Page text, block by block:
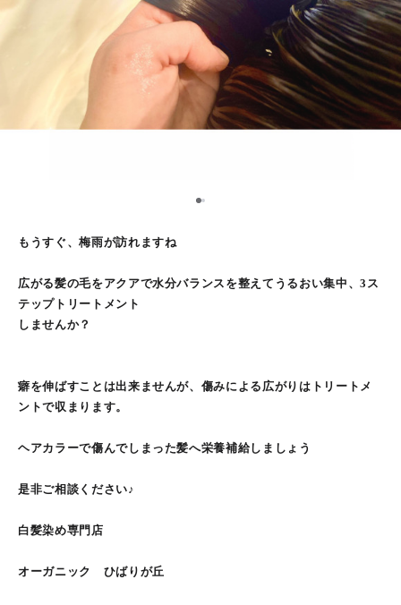
1
もうすぐ、梅雨が訪れますね
広がる髪の毛をアクアで水分バランスを整えてうるおい集中、3ス
テップトリートメント
しませんか？
癖を伸ばすことは出来ませんが、傷みによる広がりはトリートメ
ントで収まります。
ヘアカラーで傷んでしまった髪へ栄養補給しましょう
是非ご相談ください♪
白髪染め専門店
オーガニック ひばりが丘